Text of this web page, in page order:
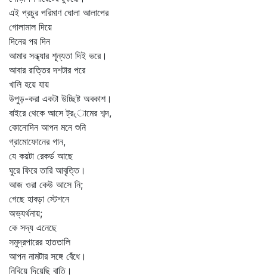
এই প্রচুর পরিমাণ ঘোলা আলাপের
গোলামাল দিয়ে
দিনের পর দিন
আমার সন্ধ্যার শূন্যতা দিই ভরে।
আবার রাত্তির দশটার পরে
খালি হয়ে যায়
উপুড়-করা একটা উচ্ছিষ্ট অবকাশ।
বাইরে থেকে আসে ট্র৻ামের শব্দ,
কোনোদিন আপন মনে শুনি
গ্রামোফোনের গান,
যে কয়টা রেকর্ড আছে
ঘুরে ফিরে তারি আবৃত্তি।
আজ ওরা কেউ আসে নি;
গেছে হাবড়া স্টেশনে
অভ্যর্থনায়;
কে সদ্য এনেছে
সমুদ্রপারের হাততালি
আপন নামটার সঙ্গে বেঁধে।
নিবিয়ে দিয়েছি বাতি।